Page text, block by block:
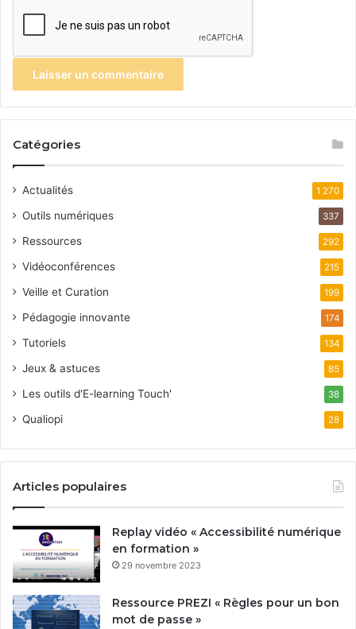
Catégories
Actualités 1 270
Outils numériques 337
Ressources 292
Vidéoconférences 215
Veille et Curation 199
Pédagogie innovante 174
Tutoriels 134
Jeux & astuces 85
Les outils d'E-learning Touch' 38
Qualiopi 28
Articles populaires
Replay vidéo « Accessibilité numérique
en formation »
29 novembre 2023
Ressource PREZI « Règles pour un bon
mot de passe »